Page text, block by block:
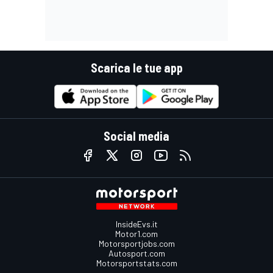
Scarica le tue app
Social media
InsideEvs.it
Motor1.com
Motorsportjobs.com
Autosport.com
Motorsportstats.com